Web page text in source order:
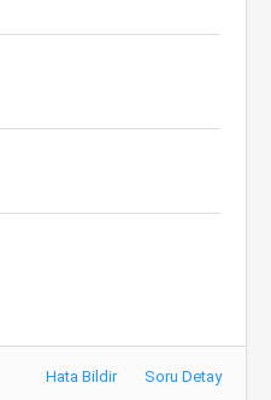
Hata Bildir Soru Detay